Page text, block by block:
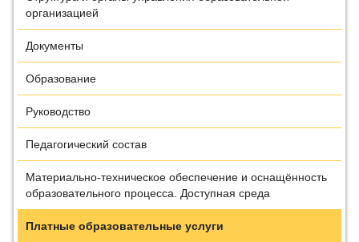
организацией
Документы
Образование
Руководство
Педагогический состав
Материально-техническое обеспечение и оснащённость
образовательного процесса. Доступная среда
Платные образовательные услуги